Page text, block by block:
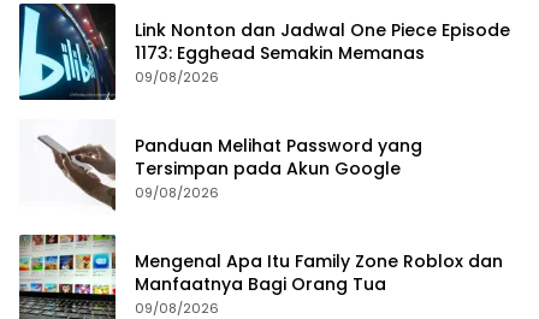
Link Nonton dan Jadwal One Piece Episode
1173: Egghead Semakin Memanas
09/08/2026
Panduan Melihat Password yang
Tersimpan pada Akun Google
09/08/2026
Mengenal Apa Itu Family Zone Roblox dan
Manfaatnya Bagi Orang Tua
09/08/2026